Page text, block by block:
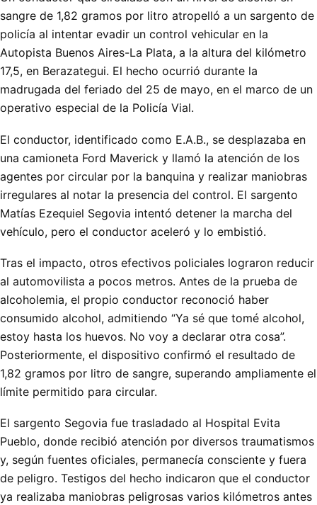
sangre de 1,82 gramos por litro atropelló a un sargento de
policía al intentar evadir un control vehicular en la
Autopista Buenos Aires-La Plata, a la altura del kilómetro
17,5, en Berazategui. El hecho ocurrió durante la
madrugada del feriado del 25 de mayo, en el marco de un
operativo especial de la Policía Vial.
El conductor, identificado como E.A.B., se desplazaba en
una camioneta Ford Maverick y llamó la atención de los
agentes por circular por la banquina y realizar maniobras
irregulares al notar la presencia del control. El sargento
Matías Ezequiel Segovia intentó detener la marcha del
vehículo, pero el conductor aceleró y lo embistió.
Tras el impacto, otros efectivos policiales lograron reducir
al automovilista a pocos metros. Antes de la prueba de
alcoholemia, el propio conductor reconoció haber
consumido alcohol, admitiendo “Ya sé que tomé alcohol,
estoy hasta los huevos. No voy a declarar otra cosa”.
Posteriormente, el dispositivo confirmó el resultado de
1,82 gramos por litro de sangre, superando ampliamente el
límite permitido para circular.
El sargento Segovia fue trasladado al Hospital Evita
Pueblo, donde recibió atención por diversos traumatismos
y, según fuentes oficiales, permanecía consciente y fuera
de peligro. Testigos del hecho indicaron que el conductor
ya realizaba maniobras peligrosas varios kilómetros antes